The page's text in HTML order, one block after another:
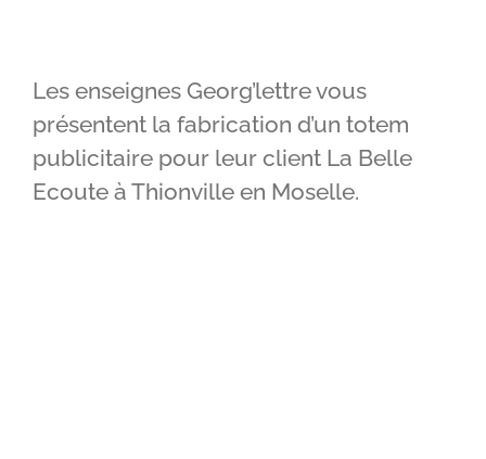
IMPRIMERIE
RÉALISATIONS
Les enseignes Georg’lettre vous
présentent la fabrication d’un totem
publicitaire pour leur client La Belle
Ecoute à Thionville en Moselle.